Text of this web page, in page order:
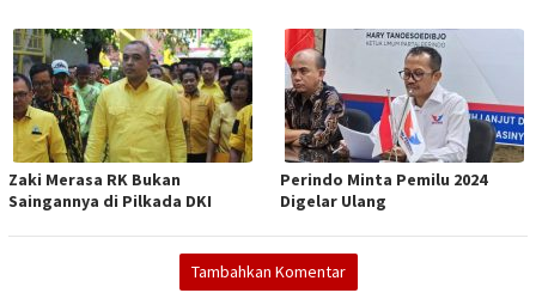
Zaki Merasa RK Bukan
Saingannya di Pilkada DKI
Perindo Minta Pemilu 2024
Digelar Ulang
Tambahkan Komentar